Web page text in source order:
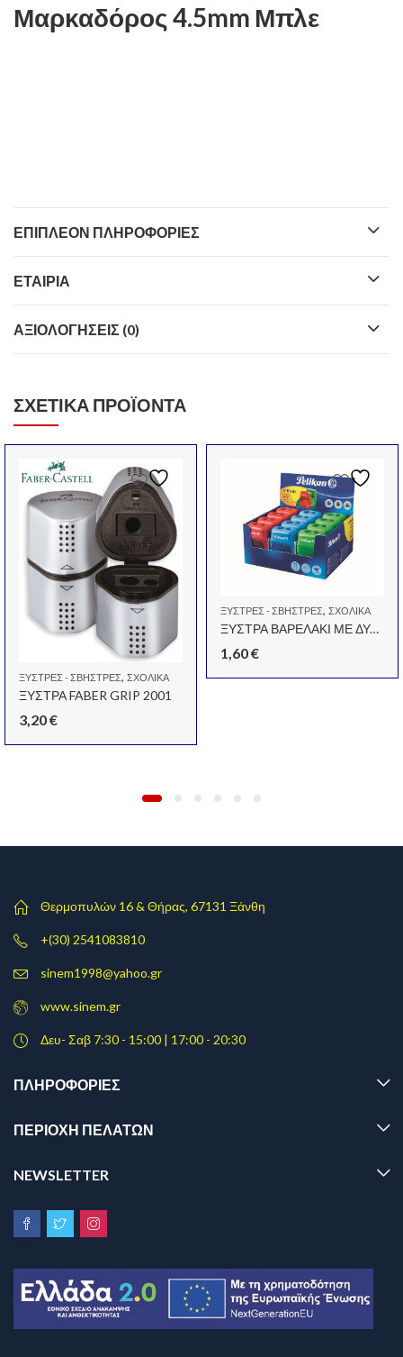
Μαρκαδόρος 4.5mm Μπλε
ΕΠΙΠΛΈΟΝ ΠΛΗΡΟΦΟΡΊΕΣ
ΕΤΑΙΡΊΑ
ΑΞΙΟΛΟΓΉΣΕΙΣ (0)
ΣΧΕΤΙΚΆ ΠΡΟΪΌΝΤΑ
ΞΎΣΤΡΕΣ - ΣΒΉΣΤΡΕΣ, ΣΧΟΛΙΚΆ
ΞΥΣΤΡΑ FABER GRIP 2001
3,20€
ΞΎΣΤΡΕΣ - ΣΒΉΣΤΡΕΣ, ΣΧΟΛΙΚΆ
ΞΥΣΤΡΑ ΒΑΡΕΛΑΚΙ ΜΕ ΔΥΟ ΤΡΥΠΕΣ
1,60€
Θερμοπυλών 16 & Θήρας, 67131 Ξάνθη
+(30) 2541083810
sinem1998@yahoo.gr
www.sinem.gr
Δευ- Σαβ 7:30 - 15:00 | 17:00 - 20:30
ΠΛΗΡΟΦΟΡΊΕΣ
ΠΕΡΙΟΧΗ ΠΕΛΑΤΩΝ
NEWSLETTER